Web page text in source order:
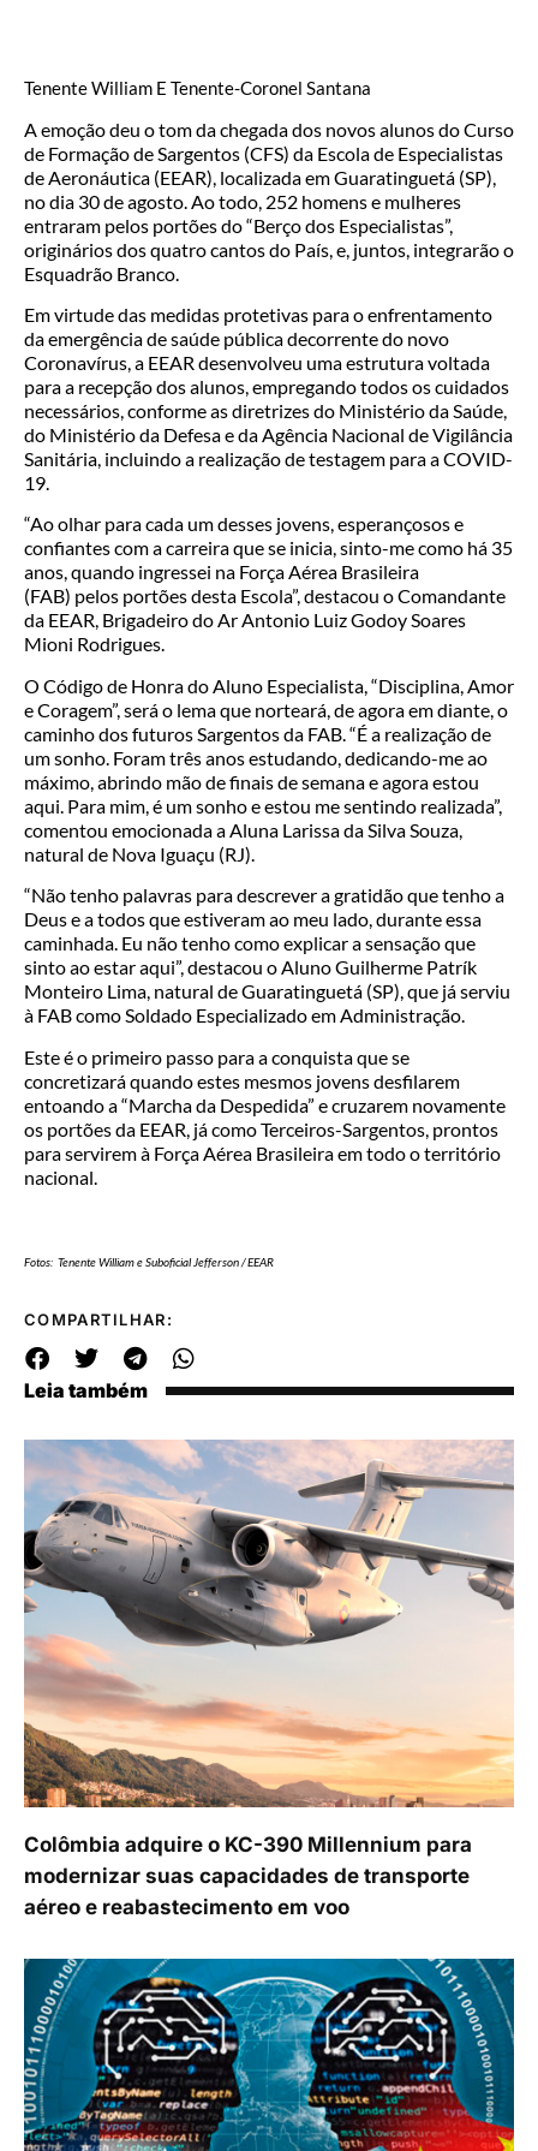
Tenente William E Tenente-Coronel Santana
A emoção deu o tom da chegada dos novos alunos do Curso
de Formação de Sargentos (CFS) da Escola de Especialistas
de Aeronáutica (EEAR), localizada em Guaratinguetá (SP),
no dia 30 de agosto. Ao todo, 252 homens e mulheres
entraram pelos portões do “Berço dos Especialistas”,
originários dos quatro cantos do País, e, juntos, integrarão o
Esquadrão Branco.
Em virtude das medidas protetivas para o enfrentamento
da emergência de saúde pública decorrente do novo
Coronavírus, a EEAR desenvolveu uma estrutura voltada
para a recepção dos alunos, empregando todos os cuidados
necessários, conforme as diretrizes do Ministério da Saúde,
do Ministério da Defesa e da Agência Nacional de Vigilância
Sanitária, incluindo a realização de testagem para a COVID-
19.
“Ao olhar para cada um desses jovens, esperançosos e
confiantes com a carreira que se inicia, sinto-me como há 35
anos, quando ingressei na Força Aérea Brasileira
(FAB) pelos portões desta Escola”, destacou o Comandante
da EEAR, Brigadeiro do Ar Antonio Luiz Godoy Soares
Mioni Rodrigues.
O Código de Honra do Aluno Especialista, “Disciplina, Amor
e Coragem”, será o lema que norteará, de agora em diante, o
caminho dos futuros Sargentos da FAB. “É a realização de
um sonho. Foram três anos estudando, dedicando-me ao
máximo, abrindo mão de finais de semana e agora estou
aqui. Para mim, é um sonho e estou me sentindo realizada”,
comentou emocionada a Aluna Larissa da Silva Souza,
natural de Nova Iguaçu (RJ).
“Não tenho palavras para descrever a gratidão que tenho a
Deus e a todos que estiveram ao meu lado, durante essa
caminhada. Eu não tenho como explicar a sensação que
sinto ao estar aqui”, destacou o Aluno Guilherme Patrík
Monteiro Lima, natural de Guaratinguetá (SP), que já serviu
à FAB como Soldado Especializado em Administração.
Este é o primeiro passo para a conquista que se
concretizará quando estes mesmos jovens desfilarem
entoando a “Marcha da Despedida” e cruzarem novamente
os portões da EEAR, já como Terceiros-Sargentos, prontos
para servirem à Força Aérea Brasileira em todo o território
nacional.
Fotos: Tenente William e Suboficial Jefferson / EEAR
COMPARTILHAR:
Leia também
Colômbia adquire o KC-390 Millennium para
modernizar suas capacidades de transporte
aéreo e reabastecimento em voo